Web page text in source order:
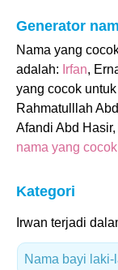
Generator
Nama yang
adalah: Irfan,
yang cocok
Rahmatulllah
Afandi Abd
nama yang cocok
Kategori
Irwan terjadi
Nama bayi